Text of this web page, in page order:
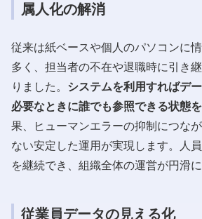
属人化の解消
従来は紙ベースや個人のパソコンに
多く、担当者の不在や退職時に引き
りました。 システムを利用すればデ
必要なときに誰でも参照できる状態を
果、ヒューマンエラーの抑制につな
ない安定した運用が実現します。人
を継続でき、組織全体の運営が円滑に
従業員データの見える化